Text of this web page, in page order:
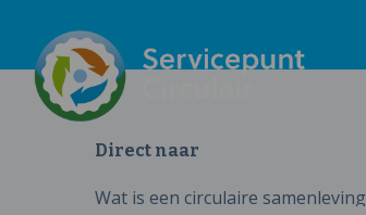
Direct naar
Wat is een circulaire samenleving